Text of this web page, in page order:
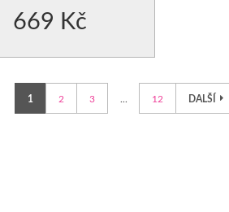
669 Kč
1 2 3 12 DALŠÍ